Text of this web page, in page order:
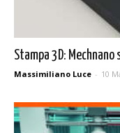
Stampa 3D: Mechnano
Massimiliano Luce - 10